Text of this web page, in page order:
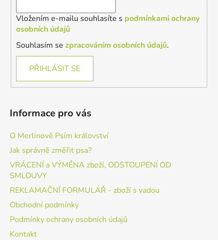
Vložením e-mailu souhlasíte s podmínkami ochrany
osobních údajů
Souhlasím se zpracováním osobních údajů.
PŘIHLÁSIT SE
Informace pro vás
O Merlinově Psím království
Jak správně změřit psa?
VRÁCENÍ a VÝMĚNA zboží, ODSTOUPENÍ OD
SMLOUVY
REKLAMAČNÍ FORMULÁŘ - zboží s vadou
Obchodní podmínky
Podmínky ochrany osobních údajů
Kontakt